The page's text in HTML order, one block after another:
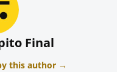
Final
this author →